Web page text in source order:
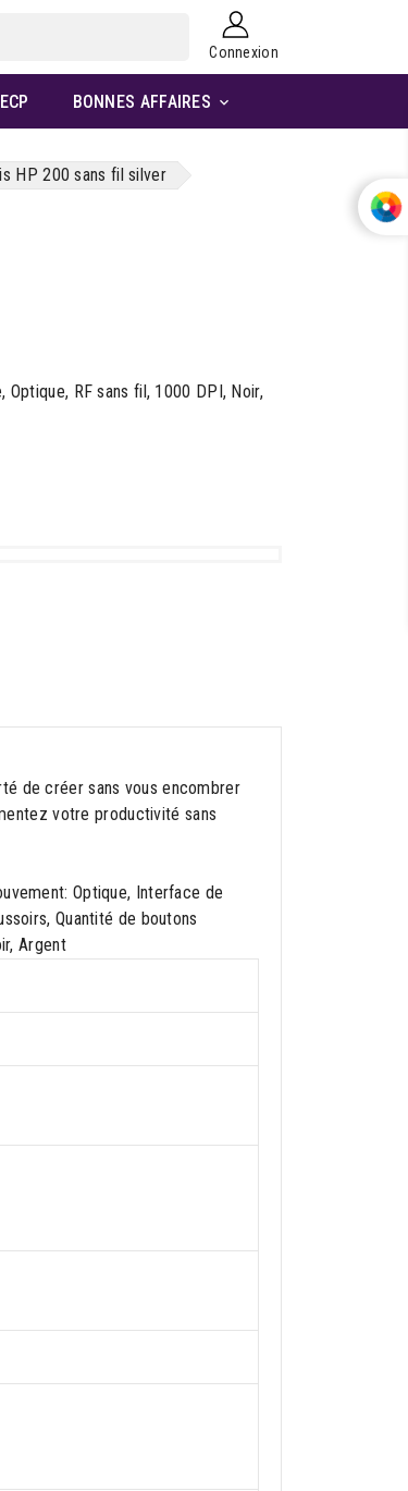
Connexion
BONNES AFFAIRES 
HP 200 sans fil silver
RF sans fil, 1000 DPI, Noir,
de créer sans vous encombrer
votre productivité sans
Optique, Interface de
Quantité de boutons
Argent